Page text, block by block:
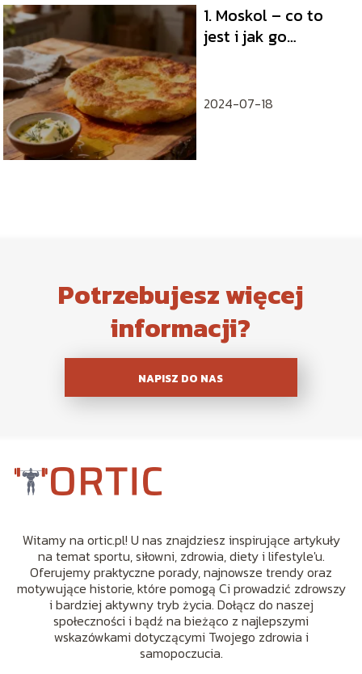
1. Moskol – co to
jest i jak go
2024-07-18
Potrzebujesz więcej
informacji?
NAPISZ DO NAS
Witamy na ortic.pl! U nas znajdziesz inspirujące artykuły
na temat sportu, siłowni, zdrowia, diety i lifestyle'u.
Oferujemy praktyczne porady, najnowsze trendy oraz
motywujące historie, które pomogą Ci prowadzić zdrowszy
i bardziej aktywny tryb życia. Dołącz do naszej
społeczności i bądź na bieżąco z najlepszymi
wskazówkami dotyczącymi Twojego zdrowia i
samopoczucia.